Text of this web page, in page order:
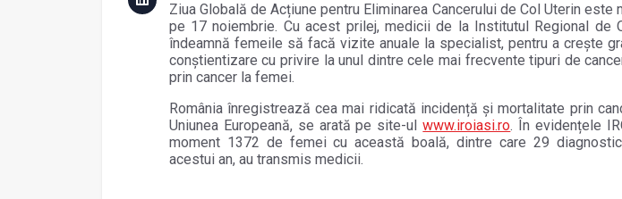
Ziua Globală de Acțiune pentru Eliminarea Cancerului de Col Uterin este
pe 17 noiembrie. Cu acest prilej, medicii de la Institutul Regional de
îndeamnă femeile să facă vizite anuale la specialist, pentru a crește
conștientizare cu privire la unul dintre cele mai frecvente tipuri de
prin cancer la femei.
România înregistrează cea mai ridicată incidență şi mortalitate prin
Uniunea Europeană, se arată pe site-ulwww.iroiasi.ro. În evidențele
moment 1372 de femei cu această boală, dintre care 29
acestui an, au transmis medicii.